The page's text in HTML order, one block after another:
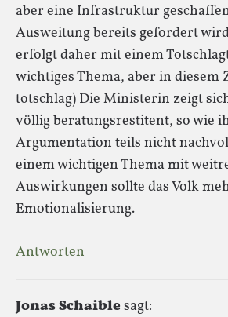
aber eine Infrastruktur
Ausweitung bereits gefordert
erfolgt daher mit einem
wichtiges Thema, aber in diesem
totschlag) Die Ministerin zeigt
völlig beratungsrestitent, so wie
Argumentation teils nicht
einem wichtigen Thema mit
Auswirkungen sollte das Volk
Emotionalisierung.
Antworten
Jonas Schaiblesagt: